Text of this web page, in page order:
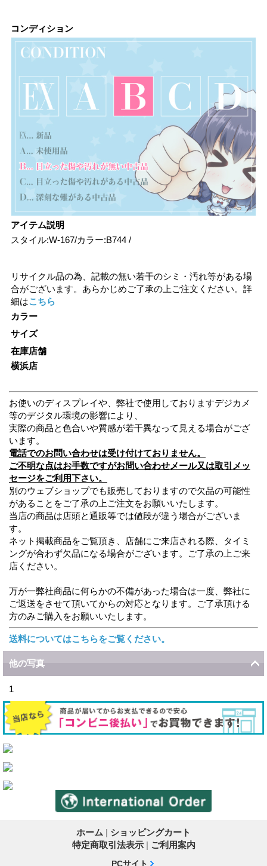
コンディション
アイテム説明
スタイル:W-167/カラー:B744 /
リサイクル品の為、記載の無い若干のシミ・汚れ等がある場
合がございます。あらかじめご了承の上ご注文ください。詳
細はこちら
カラー
サイズ
在庫店舗
横浜店
お使いのディスプレイや、弊社で使用しておりますデジカメ
等のデジタル環境の影響により、
実際の商品と色合いや質感が若干異なって見える場合がござ
います。
電話でのお問い合わせは受け付けておりません。
ご不明な点はお手数ですがお問い合わせメール又は取引メッ
セージをご利用下さい。
別のウェブショップでも販売しておりますので欠品の可能性
があることをご了承の上ご注文をお願いいたします。
当店の商品は店頭と通販等では値段が違う場合がございま
す。
ネット掲載商品をご覧頂き、店舗にご来店される際、タイミ
ングが合わず欠品になる場合がございます。ご了承の上ご来
店ください。
万が一弊社商品に何らかの不備があった場合は一度、弊社に
ご返送をさせて頂いてからの対応となります。ご了承頂ける
方のみご購入をお願いいたします。
送料についてはこちらをご覧ください。
他の写真
1
ホーム
ショッピングカート
特定商取引法表示
ご利用案内
PCサイト